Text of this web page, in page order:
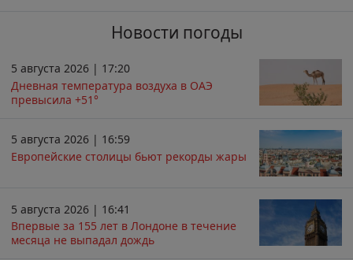
Новости погоды
5 августа 2026 | 17:20
Дневная температура воздуха в ОАЭ
превысила +51°
5 августа 2026 | 16:59
Европейские столицы бьют рекорды жары
5 августа 2026 | 16:41
Впервые за 155 лет в Лондоне в течение
месяца не выпадал дождь